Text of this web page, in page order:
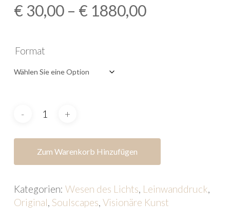
€ 30,00 – € 1880,00
Format
Zum Warenkorb Hinzufügen
Kategorien: Wesen des Lichts, Leinwanddruck,
Original, Soulscapes, Visionäre Kunst